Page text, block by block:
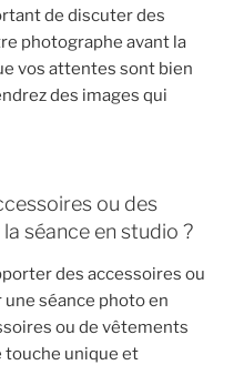
de discuter des
photographe avant la
vos attentes sont bien
des images qui
ou des
séance en studio ?
des accessoires ou
séance photo en
ou de vêtements
touche unique et